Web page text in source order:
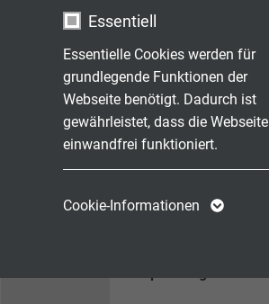
Essentiell
Essentielle Cookies werden für
grundlegende Funktionen der
Webseite benötigt. Dadurch ist
gewährleistet, dass die Webseite
einwandfrei funktioniert.
Cookie-Informationen
Flammtest
UL Style